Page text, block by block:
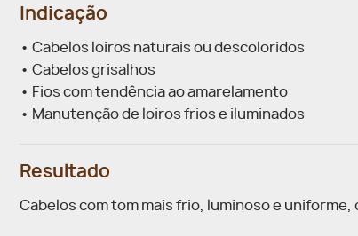
Indicação
• Cabelos loiros naturais ou descoloridos
• Cabelos grisalhos
• Fios com tendência ao amarelamento
• Manutenção de loiros frios e iluminados
Resultado
Cabelos com tom mais frio, luminoso e